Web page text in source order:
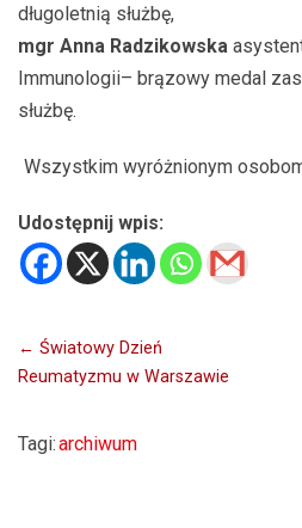
długoletnią służbę,
mgr Anna Radzikowska
Immunologii– brązowy medal
służbę.
Wszystkim wyróżnionym
Udostępnij wpis:
Nawigacja
wpisu
← Światowy Dzień
Reumatyzmu w Warszawie
Tagi:archiwum